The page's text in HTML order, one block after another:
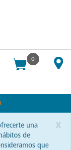
0
x
una
de
que